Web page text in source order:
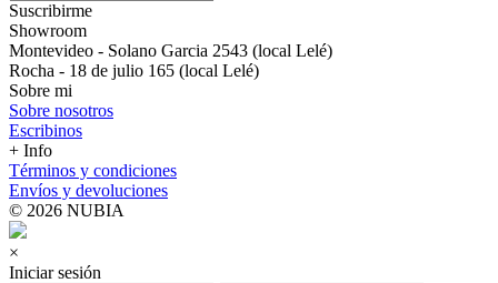
Suscribirme
Showroom
Montevideo - Solano Garcia 2543 (local Lelé)
Rocha - 18 de julio 165 (local Lelé)
Sobre mi
Sobre nosotros
Escribinos
+ Info
Términos y condiciones
Envíos y devoluciones
© 2026 NUBIA
×
Iniciar sesión